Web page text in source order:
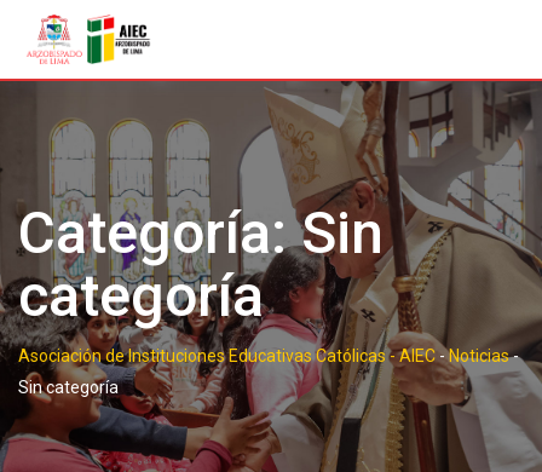
content
Categoría:Sin
categoría
Asociación de Instituciones Educativas Católicas - AIEC -Noticias-
Sin categoría